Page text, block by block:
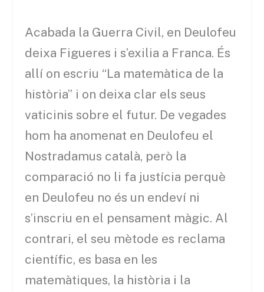
Acabada la Guerra Civil, en Deulofeu
deixa Figueres i s’exilia a Franca. És
allí on escriu “La matemàtica de la
història” i on deixa clar els seus
vaticinis sobre el futur. De vegades
hom ha anomenat en Deulofeu el
Nostradamus català, però la
comparació no li fa justícia perquè
en Deulofeu no és un endeví ni
s’inscriu en el pensament màgic. Al
contrari, el seu mètode es reclama
científic, es basa en les
matemàtiques, la història i la